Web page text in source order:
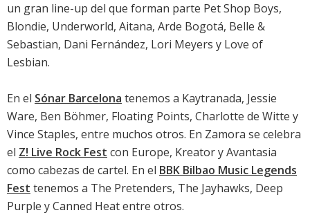
un gran line-up del que forman parte Pet Shop Boys,
Blondie, Underworld, Aitana, Arde Bogotá, Belle &
Sebastian, Dani Fernández, Lori Meyers y Love of
Lesbian.
En el Sónar Barcelona tenemos a Kaytranada, Jessie
Ware, Ben Böhmer, Floating Points, Charlotte de Witte y
Vince Staples, entre muchos otros. En Zamora se celebra
el Z! Live Rock Fest con Europe, Kreator y Avantasia
como cabezas de cartel. En el BBK Bilbao Music Legends
Fest tenemos a The Pretenders, The Jayhawks, Deep
Purple y Canned Heat entre otros.